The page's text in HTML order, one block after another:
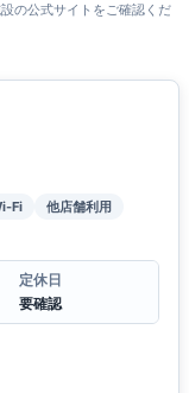
の公式サイトをご確認くだ
Fi
他店舗利用
定休日
要確認